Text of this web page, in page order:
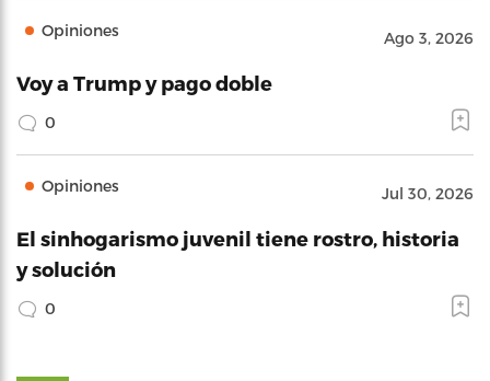
Opiniones Ago 3, 2026
Voy a Trump y pago doble
0
Opiniones Jul 30, 2026
El sinhogarismo juvenil tiene rostro, historia
y solución
0